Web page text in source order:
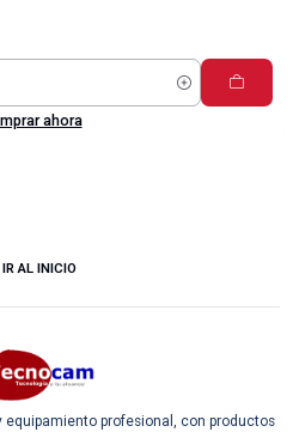
ahora
IR AL INICIO
equipamiento profesional, con productos